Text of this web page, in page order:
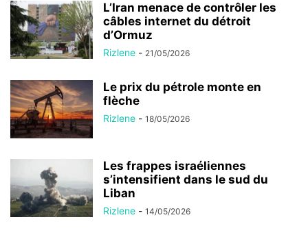
L’Iran menace de contrôler les
câbles internet du détroit
d’Ormuz
Rizlene - 21/05/2026
Le prix du pétrole monte en
flèche
Rizlene - 18/05/2026
Les frappes israéliennes
s’intensifient dans le sud du
Liban
Rizlene - 14/05/2026